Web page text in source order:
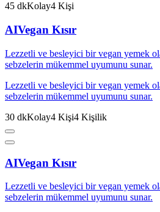
45 dkKolay4 Kişi
AIVegan Kısır
Lezzetli ve besleyici bir vegan yemek
sebzelerin mükemmel uyumunu sunar.
Lezzetli ve besleyici bir vegan yemek
sebzelerin mükemmel uyumunu sunar.
30 dkKolay4 Kişi4 Kişilik
AIVegan Kısır
Lezzetli ve besleyici bir vegan yemek
sebzelerin mükemmel uyumunu sunar.